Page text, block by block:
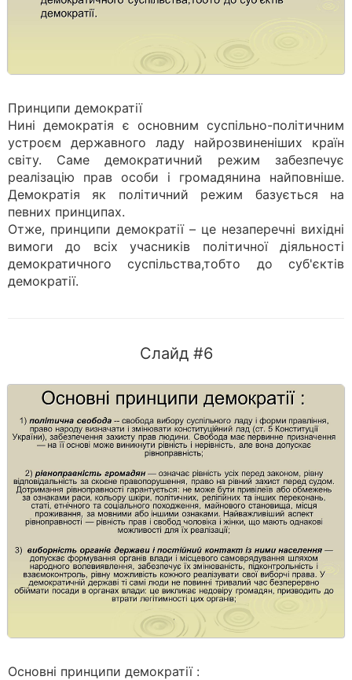
Принципи демократії
Нині демократія є основним суспільно-політичним
устроєм державного ладу найрозвиненіших країн
світу. Саме демократичний режим забезпечує
реалізацію прав особи і громадянина найповніше.
Демократія як політичний режим базується на
певних принципах.
Отже, принципи демократії – це незаперечні вихідні
вимоги до всіх учасників політичної діяльності
демократичного суспільства,тобто до суб'єктів
демократії.
Слайд #6
Основні принципи демократії :